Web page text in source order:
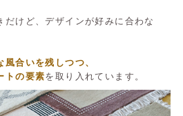
だけど、デザインが好みに合わな
合いを残しつつ、
トの要素を取り入れています。